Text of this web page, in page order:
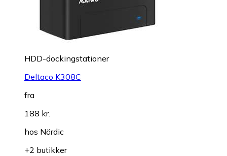
HDD-dockingstationer
Deltaco K308C
fra
188 kr.
hos Nördic
+2 butikker